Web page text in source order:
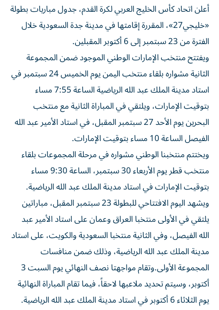
أعلن اتحاد كأس الخليج العربي لكرة القدم، جدول مباريات بطولة
«خليجي27»، المقررة إقامتها في مدينة جدة السعودية خلال
الفترة من 23 سبتمبر إلى 6 أكتوبر المقبلين.
ويفتتح منتخب الإمارات الوطني الموجود ضمن المجموعة
الثانية مشواره بلقاء منتخب اليمن يوم الخميس 24 سبتمبر في
استاد مدينة الملك عبد الله الرياضية الساعة 7:55 مساء
بتوقيت الإمارات، ويلتقي في المباراة الثانية مع منتخب
البحرين يوم الأحد 27 سبتمبر المقبل، في استاد الأمير عبد الله
الفيصل الساعة 10 مساء بتوقيت الإمارات.
ويختتم منتخبنا الوطني مشواره في مرحلة المجموعات بلقاء
منتخب قطر يوم الأربعاء 30 سبتمبر، الساعة 9:30 مساء
بتوقيت الإمارات في استاد مدينة الملك عبد الله الرياضية.
ويشهد اليوم الافتتاحي للبطولة 23 سبتمبر المقبل، مباراتين
يلتقي في الأولى منتخبا العراق وعمان على استاد الأمير عبد
الله الفيصل، وفي الثانية منتخبا السعودية والكويت، على استاد
مدينة الملك عبد الله الرياضية، وذلك ضمن منافسات
المجموعة الأولى.وتقام مواجهتا نصف النهائي يوم السبت 3
أكتوبر، وسيتم تحديد ملاعبها لاحقاً، فيما تقام المباراة النهائية
يوم الثلاثاء 6 أكتوبر في استاد مدينة الملك عبد الله الرياضية.